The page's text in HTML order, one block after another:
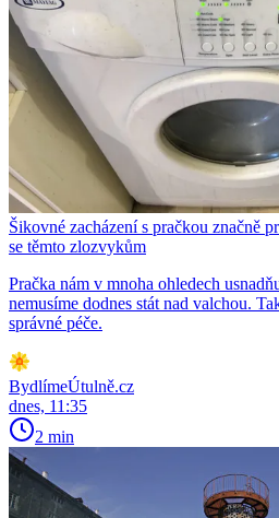
Šikovné zacházení s pračkou značně
se těmto zlozvykům
Pračka nám v mnoha ohledech
nemusíme dodnes stát nad valchou.
správné péče.
BydlímeÚtulně.cz
dnes, 11:35
2 min